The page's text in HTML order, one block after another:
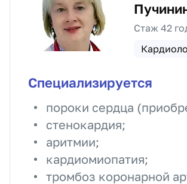
Стаж 42
Специализируется
пороки сердца
стенокардия;
аритмии;
кардиомиопатия;
тромбоз коронарной